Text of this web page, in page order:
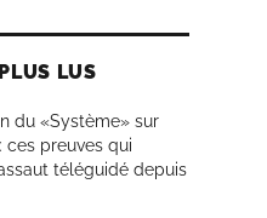
LUS
du «Système» sur
ces preuves qui
téléguidé depuis